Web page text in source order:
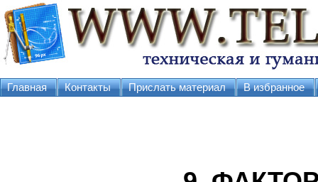
Главная Контакты Прислать материал В избранное